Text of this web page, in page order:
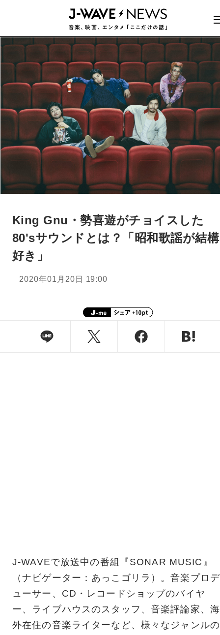
King Gnu・勢喜遊がチョイスした
80'sサウンドとは？「昭和歌謡が結構
好き」
2020年01月20日 19:00
J-WAVEで放送中の番組『SONAR MUSIC』
（ナビゲーター：あっこゴリラ）。音楽プロデ
ューサー、CD・レコードショップのバイヤ
ー、ライブハウスのスタッフ、音楽評論家、海
外在住の音楽ライターなど、様々なジャンルの